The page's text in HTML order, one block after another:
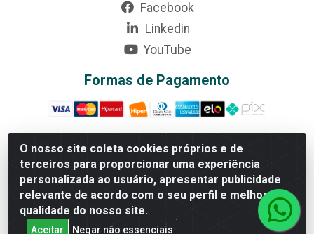
O nosso site coleta cookies próprios e de
terceiros para proporcionar uma experiência
personalizada ao usuário, apresentar publicidade
relevante de acordo com o seu perfil e melhorar a
qualidade do nosso site.
Aceitar Negar não essenciais
Facebook
Linkedin
YouTube
Formas de Pagamento
Rede Brasil - Avenida Universitária, nº 3860, Jardim das
Américas II Etapa - Anápolis/GO - CEP 75070-415 - CNPJ
07.728.073/0002-24